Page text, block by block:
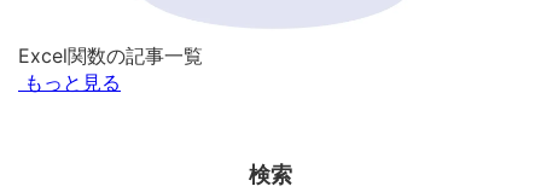
Excel関数の記事一覧
もっと見る
検索